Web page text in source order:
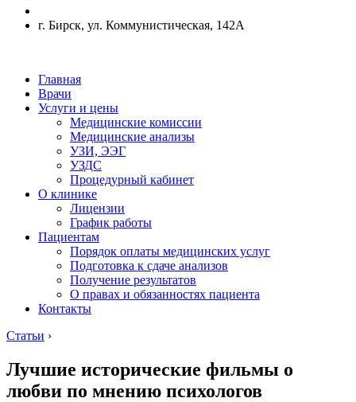
г. Бирск, ул. Коммунистическая, 142А
Главная
Врачи
Услуги и цены
Медицинские комиссии
Медицинские анализы
УЗИ, ЭЭГ
УЗДС
Процедурный кабинет
О клинике
Лицензии
График работы
Пациентам
Порядок оплаты медицинских услуг
Подготовка к сдаче анализов
Получение результатов
О правах и обязанностях пациента
Контакты
Статьи ›
Лучшие исторические фильмы о
любви по мнению психологов